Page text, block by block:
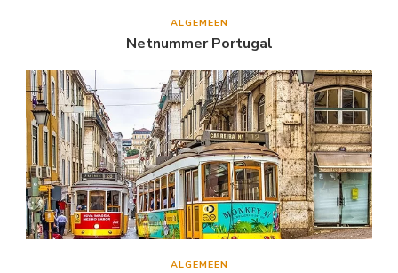
ALGEMEEN
Netnummer Portugal
ALGEMEEN